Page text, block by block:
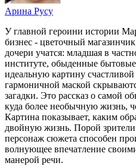
Арина Русу
У главной героини истории
бизнес - цветочный
дочери учатся: младшая в
институте, обыденные
идеальную картину
гармоничной маской
загадки. Это рассказ о самой
куда более необычную жизнь,
Картина показывает, каким
двойную жизнь. Порой зрители
персонаж сюжета способен
волнующее впечатление
манерой речи.